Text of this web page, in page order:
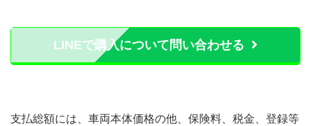
LINEで購入について問い合わせる
支払総額には、車両本体価格の他、保険料、税金、登録等